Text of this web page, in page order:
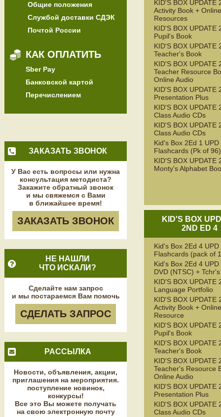
Общие положения
Службой доставки СДЭК
Почтой России
КАК ОПЛАТИТЬ
Sber Pay
Банковской картой
Перечислением
ЗАКАЗАТЬ ЗВОНОК
У Вас есть вопросы или нужна
консультация методиста?
Закажите обратный звонок
и мы свяжемся с Вами
в ближайшее время!
ЗАКАЗАТЬ ЗВОНОК
НЕ НАШЛИ
ЧТО ИСКАЛИ?
Сделайте нам запрос
и мы постараемся Вам помочь
СДЕЛАТЬ ЗАПРОС
РАССЫЛКА
Новости, объявления, акции,
приглашения на мероприятия.
поступление новинок,
конкурсы!
Все это Вы можете получать
на свою электронную почту
KID'S BOX UPDATE
Activity Book + Online
Resources
KID'S BOX UPDATE
Pupil's Book
KID'S BOX UPDATE
Teacher's Book
KID'S BOX UPDATE
Teacher Resource
Online Audio
KID'S BOX UPDATE
Presentation Plus
KID'S BOX UPDATE
Class Audio CDs
KID'S BOX UPDATE
Class Audio CDs
Kid's Box 2Ed 1 UPD
Flashcards (Pk of 96)
KID'S BOX UPDATE
Monty's Alphabet
KID'S BOX
2ND ED 4
Kid's Box 2Ed 4 UPD
Flashcards (pack of
Kid's Box 2Ed 4
DVD (NTSC) +
KID'S BOX UPDATE
Language Portfolio
KID'S BOX UPDATE
Activity Book + Online
Resource
KID'S BOX UPDATE
Pupil's Book
KID'S BOX UPDATE
Teacher's Book
KID'S BOX UPDATE
Teacher's Resource
Online Audio
KID'S BOX UPDATE
Presentation Plus
KID'S BOX UPDATE
Class Audio CDs